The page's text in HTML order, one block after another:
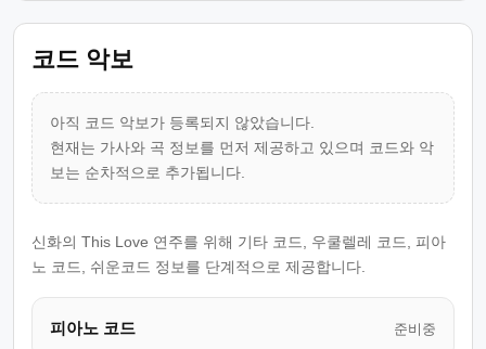
코드 악보
아직 코드 악보가 등록되지 않았습니다.
현재는 가사와 곡 정보를 먼저 제공하고 있으며 코드와 악
보는 순차적으로 추가됩니다.
신화의 This Love 연주를 위해 기타 코드, 우쿨렐레 코드, 피아
노 코드, 쉬운코드 정보를 단계적으로 제공합니다.
피아노 코드 준비중